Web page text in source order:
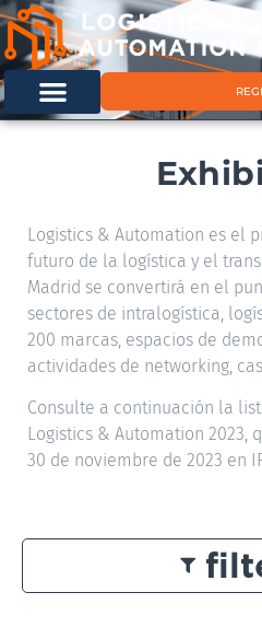
Logistics & Automation es el
futuro de la logística y el
Madrid se convertirá en el
sectores de intralogística,
200 marcas, espacios de
actividades de networking,
Consulte a continuación la
Logistics & Automation 2023,
30 de noviembre de 2023 en